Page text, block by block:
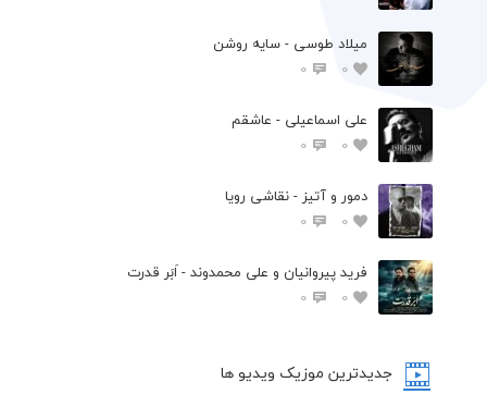
میلاد طوسی - سایه روشن
0
0
علی اسماعیلی - عاشقم
0
0
دمور و آتیز - نقاشی رویا
0
0
فرید پیروانیان و علی محمدوند - اَبَر قدرت
0
0
جدیدترین موزیک ویدیو ها